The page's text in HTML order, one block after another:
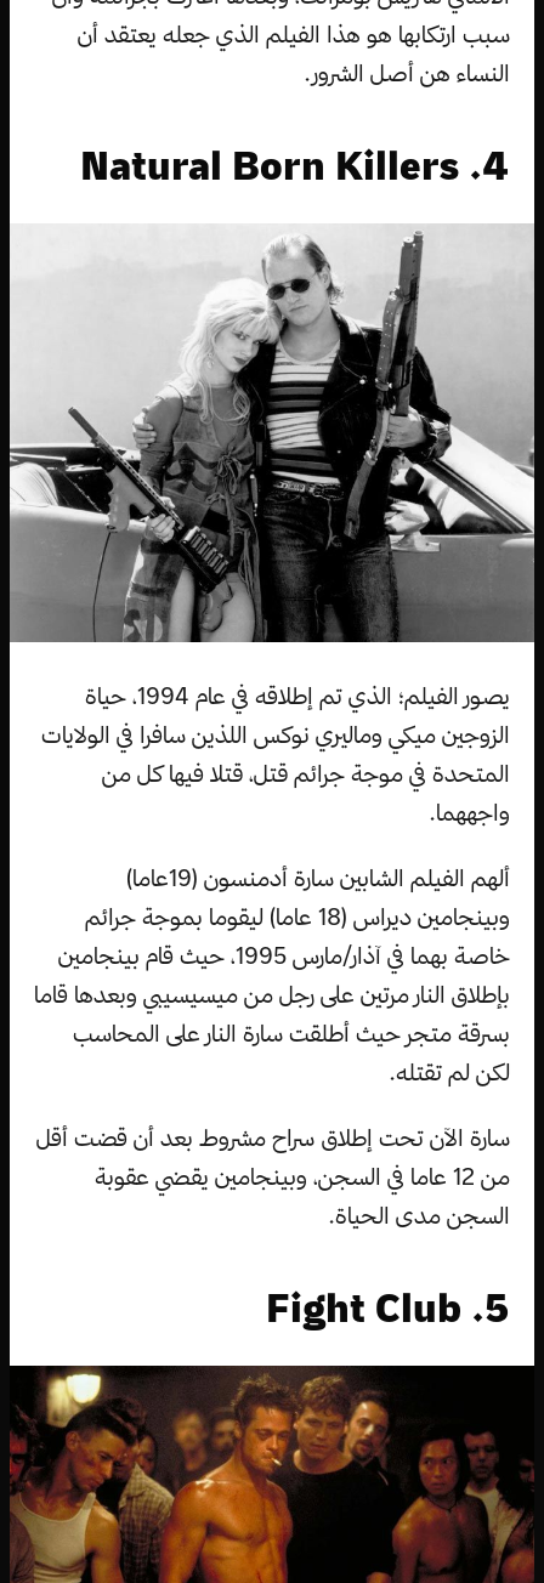
سبب ارتكابها هو هذا الفيلم الذي جعله يعتقد أن
النساء هن أصل الشرور.
4. Natural Born Killers
يصور الفيلم؛ الذي تم إطلاقه في عام 1994، حياة
الزوجين ميكي وماليري نوكس اللذين سافرا في الولايات
المتحدة في موجة جرائم قتل، قتلا فيها كل من
واجههما.
ألهم الفيلم الشابين سارة أدمنسون (19عاما)
وبينجامين ديراس (18 عاما) ليقوما بموجة جرائم
خاصة بهما في آذار/مارس 1995، حيث قام بينجامين
بإطلاق النار مرتين على رجل من ميسيسيبي وبعدها قاما
بسرقة متجر حيث أطلقت سارة النار على المحاسب
لكن لم تقتله.
سارة الآن تحت إطلاق سراح مشروط بعد أن قضت أقل
من 12 عاما في السجن، وبينجامين يقضي عقوبة
السجن مدى الحياة.
5. Fight Club